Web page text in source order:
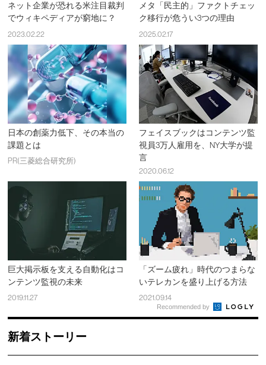
ネット企業が恐れる米注目裁判
でウィキペディアが窮地に？
2023.02.22
メタ「民主的」ファクトチェッ
ク移行が危うい3つの理由
2025.02.17
日本の創薬力低下、その本当の
課題とは
PR(三菱総合研究所)
フェイスブックはコンテンツ監
視員3万人雇用を、NY大学が提
言
2020.06.12
巨大掲示板を支える自動化はコ
ンテンツ監視の未来
2019.11.27
「ズーム疲れ」時代のつまらな
いテレカンを盛り上げる方法
2021.09.14
Recommended by
新着ストーリー